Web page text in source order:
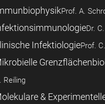
Prof. A.
Dr.
InfektiologieProf.
Reiling
&